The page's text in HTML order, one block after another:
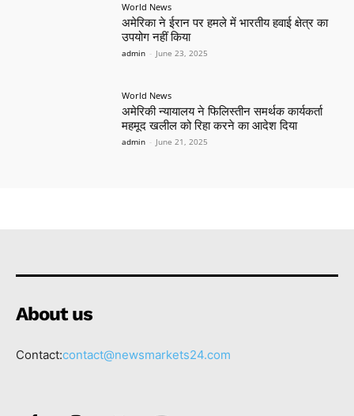
World News
अमेरिका ने ईरान पर हमले में भारतीय हवाई क्षेत्र का
उपयोग नहीं किया
admin - June 23, 2025
World News
अमेरिकी न्यायालय ने फिलिस्तीन समर्थक कार्यकर्ता
महमूद खलील को रिहा करने का आदेश दिया
admin - June 21, 2025
About us
Contact:contact@newsmarkets24.com